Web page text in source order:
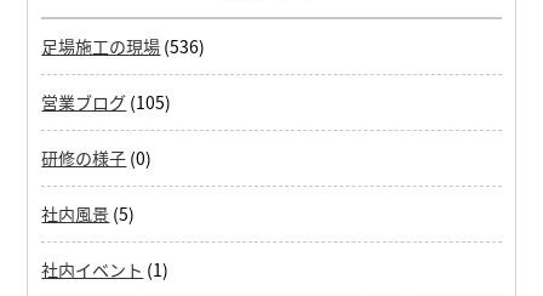
足場施工の現場 (536)
営業ブログ (105)
研修の様子 (0)
社内風景 (5)
社内イベント (1)